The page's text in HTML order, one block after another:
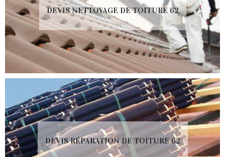
DEVIS NETTOYAGE DE TOITURE 62
DEVIS RÉPARATION DE TOITURE 62